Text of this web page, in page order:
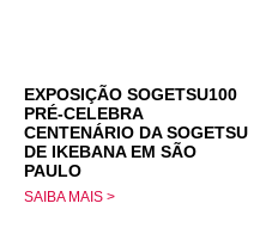
EXPOSIÇÃO SOGETSU100
PRÉ-CELEBRA
CENTENÁRIO DA SOGETSU
DE IKEBANA EM SÃO
PAULO
SAIBA MAIS >